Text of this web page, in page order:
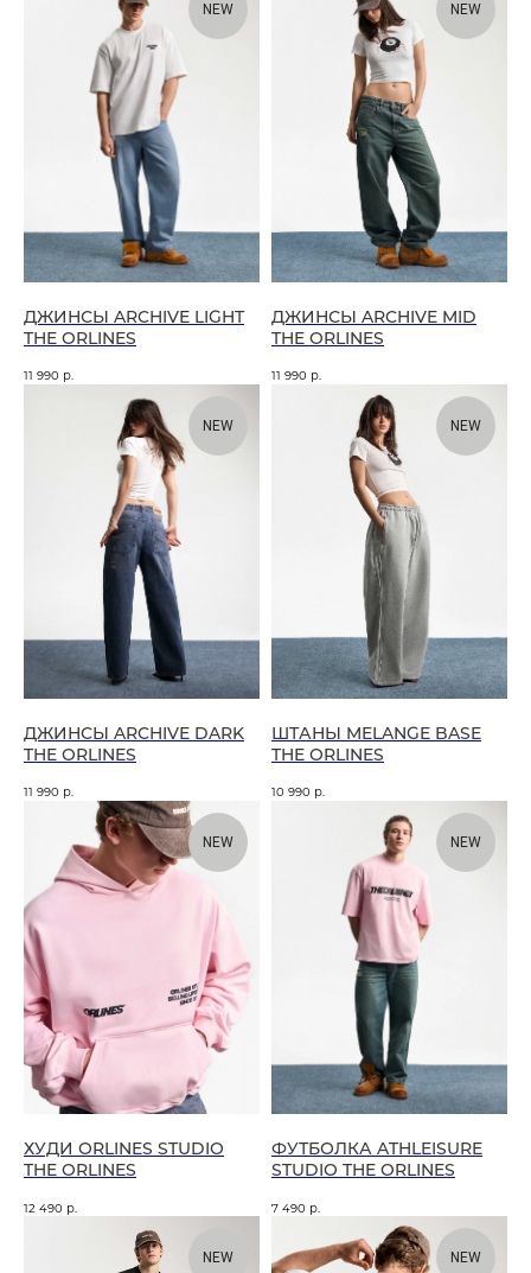
NEW
ДЖИНСЫ ARCHIVE LIGHT
THE ORLINES
11 990 р.
NEW
ДЖИНСЫ ARCHIVE MID
THE ORLINES
11 990 р.
NEW
ДЖИНСЫ ARCHIVE DARK
THE ORLINES
11 990 р.
NEW
ШТАНЫ MELANGE BASE
THE ORLINES
10 990 р.
NEW
ХУДИ ORLINES STUDIO
THE ORLINES
12 490 р.
NEW
ФУТБОЛКА ATHLEISURE
STUDIO THE ORLINES
7 490 р.
NEW NEW